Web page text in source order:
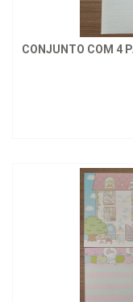
CONJUNTO COM 4